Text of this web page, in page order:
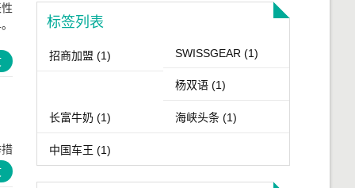
标签列表
招商加盟 (1) SWISSGEAR (1)
杨双语 (1)
长富牛奶 (1) 海峡头条 (1)
中国车王 (1)